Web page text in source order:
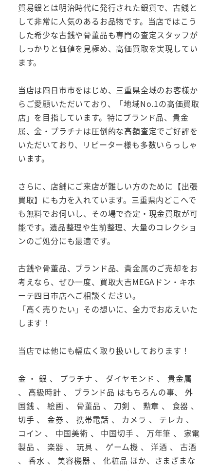
貿易銀とは明治時代に発行された銀貨で、古銭と
して非常に人気のあるお品物です。当店ではこう
した希少な古銭や骨董品も専門の査定スタッフが
しっかりと価値を見極め、高価買取を実現してい
ます。
当店は四日市市をはじめ、三重県全域のお客様か
らご愛顧いただいており、「地域No.1の高価買取
店」を目指しています。特にブランド品、貴金
属、金・プラチナは圧倒的な高額査定でご好評を
いただいており、リピーター様も多数いらっしゃ
います。
さらに、店舗にご来店が難しい方のために【出張
買取】にも力を入れています。三重県内どこへで
も無料でお伺いし、その場で査定・現金買取が可
能です。遺品整理や生前整理、大量のコレクショ
ンのご処分にも最適です。
古銭や骨董品、ブランド品、貴金属のご売却をお
考えなら、ぜひ一度、買取大吉MEGAドン・キホ
ーテ四日市店へご相談ください。
「高く売りたい」その想いに、全力でお応えいた
します！
当店では他にも幅広く取り扱いしております！
金 ・ 銀 、 プラチナ 、 ダイヤモンド 、 貴金属
、 高級時計 、 ブランド品 はもちろんの事、 外
国銭 、 絵画 、 骨董品 、 刀剣 、 勲章 、 食器 、
切手 、 金券 、 携帯電話 、 カメラ 、 テレカ 、
コイン 、 中国美術 、 中国切手 、 万年筆 、 家電
製品 、 楽器 、 玩具 、 ゲーム機 、 洋酒 、 古酒
、 香水 、 美容機器 、 化粧品 ほか、さまざまな